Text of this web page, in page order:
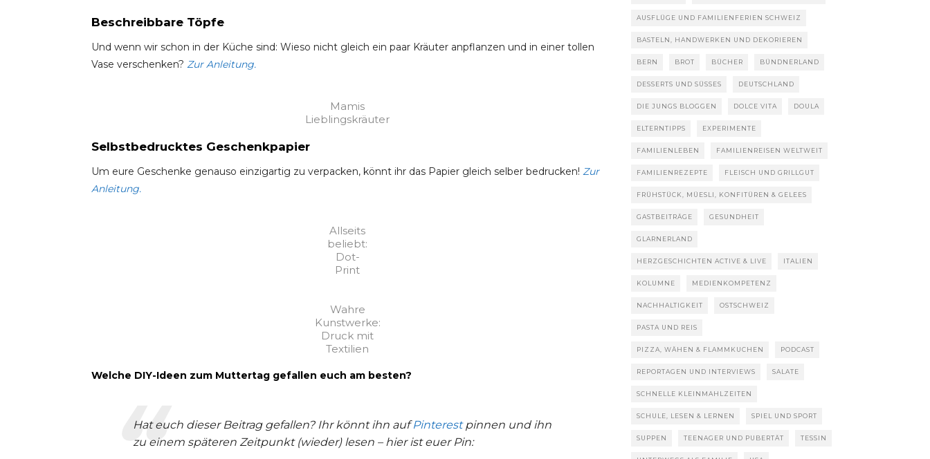
Beschreibbare Töpfe
Und wenn wir schon in der Küche sind: Wieso nicht gleich ein paar Kräuter anpflanzen und in einer tollen
Vase verschenken? Zur Anleitung.
Mamis
Lieblingskräuter
Selbstbedrucktes Geschenkpapier
Um eure Geschenke genauso einzigartig zu verpacken, könnt ihr das Papier gleich selber bedrucken! Zur
Anleitung.
Allseits
beliebt:
Dot-
Print
Wahre
Kunstwerke:
Druck mit
Textilien
Welche DIY-Ideen zum Muttertag gefallen euch am besten?
Hat euch dieser Beitrag gefallen? Ihr könnt ihn aufPinterestpinnen und ihn
zu einem späteren Zeitpunkt (wieder) lesen – hier ist euer Pin:
AUSFLÜGE UND FAMILIENFERIEN SCHWEIZ
BASTELN, HANDWERKEN UND DEKORIEREN
BERN BROT BÜCHER BÜNDNERLAND
DESSERTS UND SÜSSES DEUTSCHLAND
DIE JUNGS BLOGGEN DOLCE VITA DOULA
ELTERNTIPPS EXPERIMENTE
FAMILIENLEBEN FAMILIENREISEN WELTWEIT
FAMILIENREZEPTE FLEISCH UND GRILLGUT
FRÜHSTÜCK, MÜESLI, KONFITÜREN & GELEES
GASTBEITRÄGE GESUNDHEIT
GLARNERLAND
HERZGESCHICHTEN ACTIVE & LIVE ITALIEN
KOLUMNE MEDIENKOMPETENZ
NACHHALTIGKEIT OSTSCHWEIZ
PASTA UND REIS
PIZZA, WÄHEN & FLAMMKUCHEN PODCAST
REPORTAGEN UND INTERVIEWS SALATE
SCHNELLE KLEINMAHLZEITEN
SCHULE, LESEN & LERNEN SPIEL UND SPORT
SUPPEN TEENAGER UND PUBERTÄT TESSIN